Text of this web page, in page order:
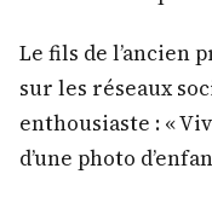
Le fils de l’ancien
sur les réseaux
enthousiaste : «
d’une photo